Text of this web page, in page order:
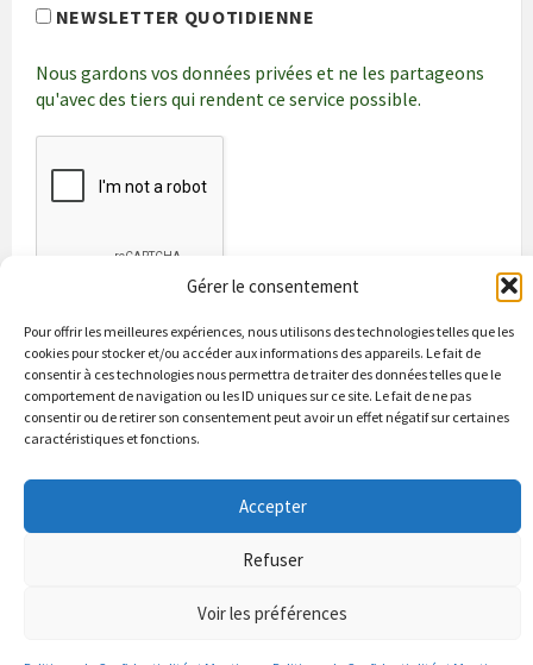
Gérer le consentement
Pour offrir les meilleures expériences, nous utilisons des technologies telles que les
cookies pour stocker et/ou accéder aux informations des appareils. Le fait de
consentir à ces technologies nous permettra de traiter des données telles que le
comportement de navigation ou les ID uniques sur ce site. Le fait de ne pas
consentir ou de retirer son consentement peut avoir un effet négatif sur certaines
caractéristiques et fonctions.
Accepter
Refuser
Voir les préférences
NEWSLETTER QUOTIDIENNE
Nous gardons vos données privées et ne les partageons
qu'avec des tiers qui rendent ce service possible.
Bienvenue à Puycapel La municipalité
Actualités
Les bonnes adresses
Contacts & renseignements
Conformité à la loi RGPD
Puycapel.fr utilise des cookies pour améliorer les performance et
votre usage du site web. nous présumons de votre accord pour